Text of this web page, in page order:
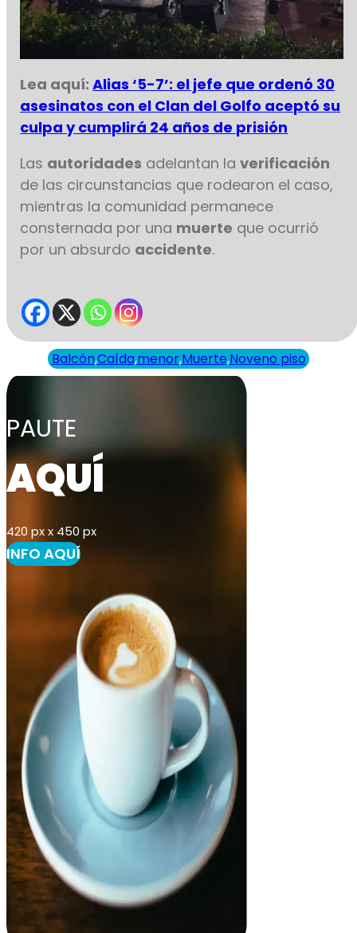
Lea aquí:Alias ‘5-7’: el jefe que ordenó 30
asesinatos con el Clan del Golfo aceptó su
culpa y cumplirá 24 años de prisión
Las autoridades adelantan laverificación
de las circunstancias que rodearon el caso,
mientras la comunidad permanece
consternada por una muerte que ocurrió
por un absurdo accidente.
Balcón,Caída,menor,Muerte,Noveno piso
PAUTE
AQUÍ
420 px x 450 px
INFO AQUÍ